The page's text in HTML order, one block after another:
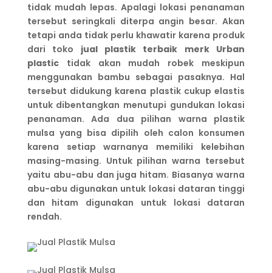
tidak mudah lepas. Apalagi lokasi penanaman
tersebut seringkali diterpa angin besar. Akan
tetapi anda tidak perlu khawatir karena produk
dari toko jual plastik terbaik merk Urban
plastictidak akan mudah robek meskipun
menggunakan bambu sebagai pasaknya. Hal
tersebut didukung karena plastik cukup elastis
untuk dibentangkan menutupi gundukan lokasi
penanaman. Ada dua pilihan warna plastik
mulsa yang bisa dipilih oleh calon konsumen
karena setiap warnanya memiliki kelebihan
masing-masing. Untuk pilihan warna tersebut
yaitu abu-abu dan juga hitam. Biasanya warna
abu-abu digunakan untuk lokasi dataran tinggi
dan hitam digunakan untuk lokasi dataran
rendah.